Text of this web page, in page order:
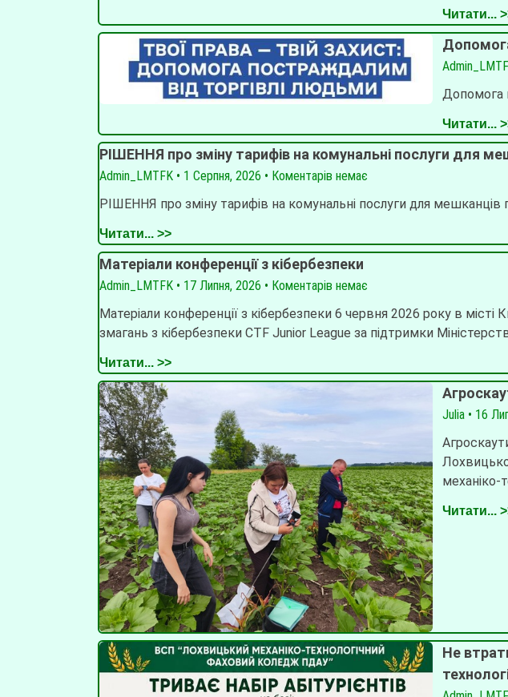
Читати...
Допомога
Читати...
РІШЕННЯ про зміну тарифів на комунальні послуги для
Admin_LMTFK 1 Серпня, 2026
Коментарів немає
РІШЕННЯ про зміну тарифів на комунальні послуги для мешканців
Читати... >>
Матеріали конференції з кібербезпеки
Admin_LMTFK 17 Липня, 2026
Коментарів немає
Матеріали конференції з кібербезпеки 6 червня 2026 року в
змагань з кібербезпеки CTF Junior League за підтримки
Читати... >>
Julia 16
механіко-
Читати...
Не